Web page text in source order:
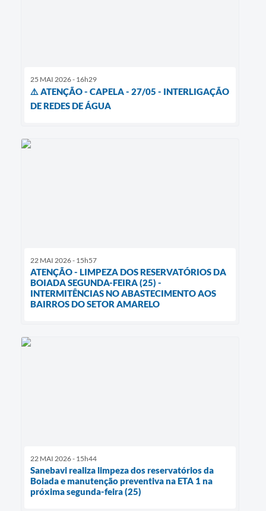
25 MAI 2026 - 16h29
⚠️ ATENÇÃO - CAPELA - 27/05 - INTERLIGAÇÃO
DE REDES DE ÁGUA
22 MAI 2026 - 15h57
ATENÇÃO - LIMPEZA DOS RESERVATÓRIOS DA
BOIADA SEGUNDA-FEIRA (25) -
INTERMITÊNCIAS NO ABASTECIMENTO AOS
BAIRROS DO SETOR AMARELO
22 MAI 2026 - 15h44
Sanebavi realiza limpeza dos reservatórios da
Boiada e manutenção preventiva na ETA 1 na
próxima segunda-feira (25)